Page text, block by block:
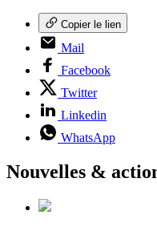
Copier le lien
Mail
Facebook
Twitter
Linkedin
WhatsApp
Nouvelles &